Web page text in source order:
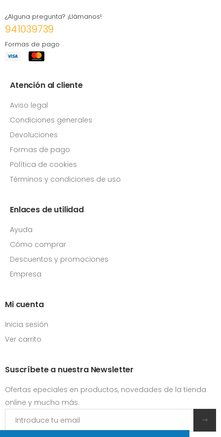
¿Alguna pregunta? ¡Llámanos!
941039739
Formas de pago
Atención al cliente
Aviso legal
Condiciones generales
Devoluciones
Formas de pago
Política de cookies
Términos y condiciones de uso
Enlaces de utilidad
Ayuda
Cómo comprar
Descuentos y promociones
Empresa
Mi cuenta
Inicia sesión
Ver carrito
Suscríbete a nuestra Newsletter
Ofertas epeciales en productos, novedades de la tienda
online y mucho más.